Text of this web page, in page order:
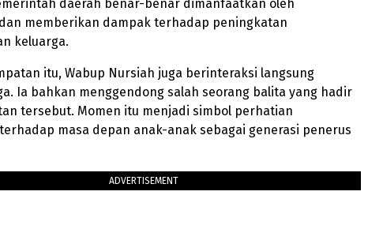
daerah benar-benar dimanfaatkan oleh
memberikan dampak terhadap peningkatan
keluarga.
itu, Wabup Nursiah juga berinteraksi langsung
Ia bahkan menggendong salah seorang balita yang hadir
tersebut. Momen itu menjadi simbol perhatian
masa depan anak-anak sebagai generasi penerus
ADVERTISEMENT